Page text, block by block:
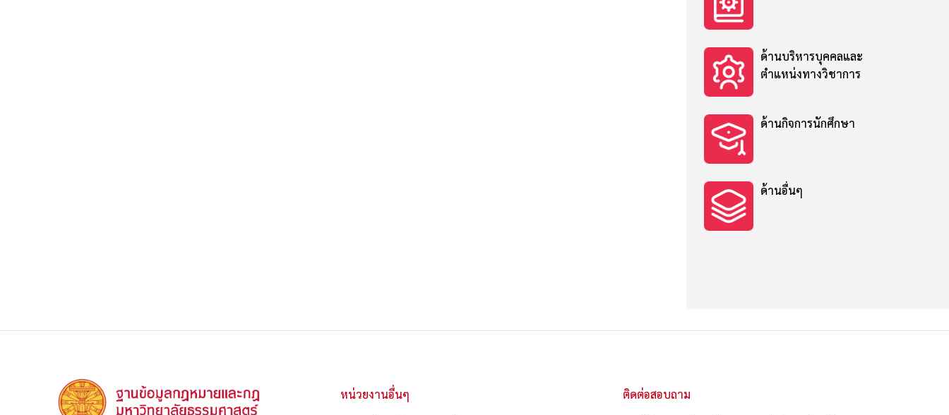
ด้านบริหารบุคคลและ
ตำแหน่งทางวิชาการ
ด้านกิจการนักศึกษา
ด้านอื่นๆ
หน่วยงานอื่นๆ ติดต่อสอบถาม